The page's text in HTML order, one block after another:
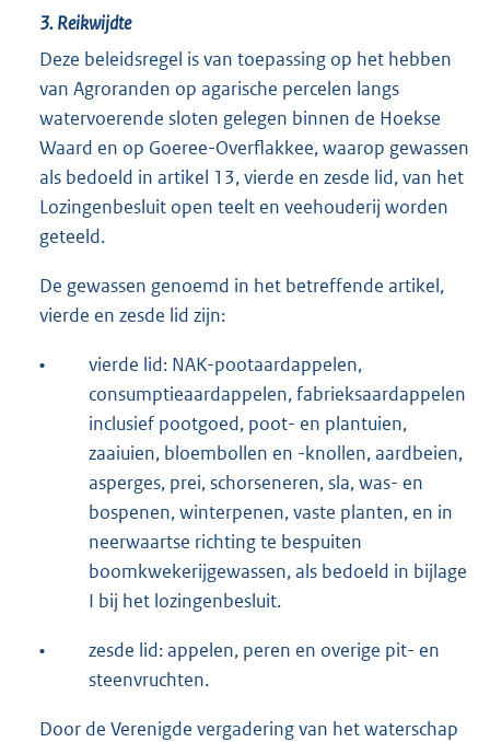
3. Reikwijdte
Deze beleidsregel is van toepassing op het hebben
van Agroranden op agarische percelen langs
watervoerende sloten gelegen binnen de Hoekse
Waard en op Goeree-Overflakkee, waarop gewassen
als bedoeld in artikel 13, vierde en zesde lid, van het
Lozingenbesluit open teelt en veehouderij worden
geteeld.
De gewassen genoemd in het betreffende artikel,
vierde en zesde lid zijn:
•
vierde lid: NAK-pootaardappelen,
consumptieaardappelen, fabrieksaardappelen
inclusief pootgoed, poot- en plantuien,
zaaiuien, bloembollen en -knollen, aardbeien,
asperges, prei, schorseneren, sla, was- en
bospenen, winterpenen, vaste planten, en in
neerwaartse richting te bespuiten
boomkwekerijgewassen, als bedoeld in bijlage
I bij het lozingenbesluit.
•
zesde lid: appelen, peren en overige pit- en
steenvruchten.
Door de Verenigde vergadering van het waterschap